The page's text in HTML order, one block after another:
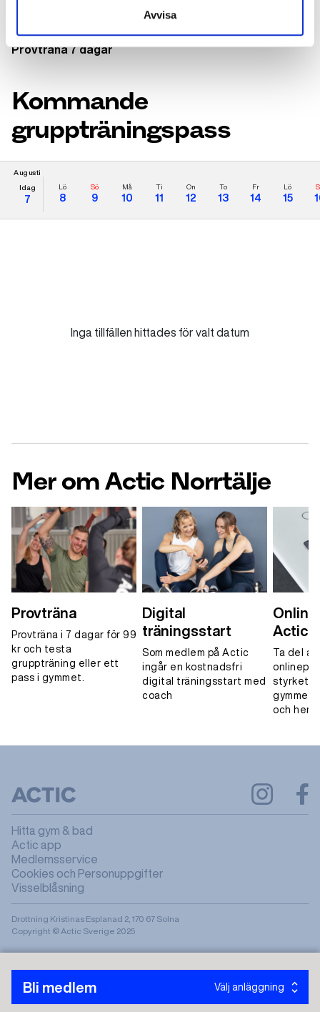
Avvisa
Bli medlem Välj anläggning
Provträna 7 dagar
Kommande
gruppträningspass
Augusti
Idag
7
Lö
8
Sö
9
Må
10
Ti
11
On
12
To
13
Fr
14
Lö
15
Inga tillfällen hittades för valt datum
Mer om Actic Norrtälje
Provträna
Provträna i 7 dagar för 99
kr och testa
gruppträning eller ett
pass i gymmet.
Digital
träningsstart
Som medlem på Actic
ingår en kostnadsfri
digital träningsstart med
coach
Actic
Ta del
gymmet,
och
Hitta gym & bad
Actic app
Medlemsservice
Cookies och Personuppgifter
Visselblåsning
Drottning Kristinas Esplanad 2, 170 67 Solna
Copyright © Actic Sverige 2025